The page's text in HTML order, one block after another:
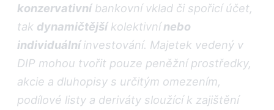
konzervativníbankovní vklad či spořicí účet,
tak dynamičtějšíkolektivnínebo
individuálníinvestování. Majetek vedený v
DIP mohou tvořit pouze peněžní prostředky,
akcie a dluhopisy s určitým omezením,
podílové listy a deriváty sloužící k zajištění